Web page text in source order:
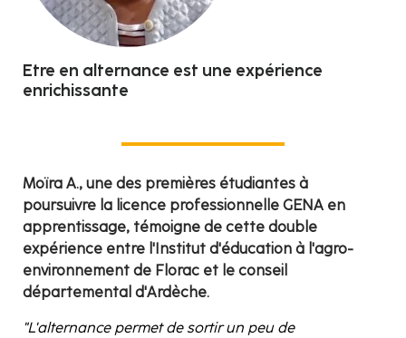
Etre en alternance est une expérience
enrichissante
Moïra A., une des premières étudiantes à
poursuivre la licence professionnelle GENA en
apprentissage, témoigne de cette double
expérience entre l'Institut d'éducation à l'agro-
environnement de Florac et le conseil
départemental d'Ardèche.
"L'alternance permet de sortir un peu de